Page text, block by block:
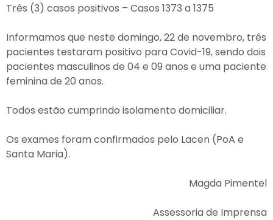
Três (3) casos positivos – Casos 1373 a 1375
Informamos que neste domingo, 22 de novembro, três
pacientes testaram positivo para Covid-19, sendo dois
pacientes masculinos de 04 e 09 anos e uma paciente
feminina de 20 anos.
Todos estão cumprindo isolamento domiciliar.
Os exames foram confirmados pelo Lacen (PoA e
Santa Maria).
Magda Pimentel
Assessoria de Imprensa